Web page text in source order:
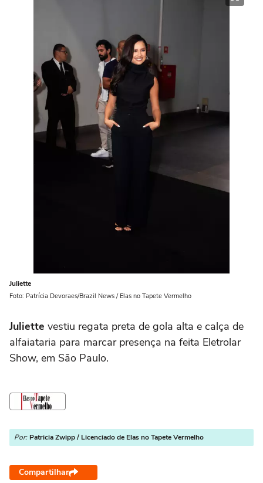
Juliette
Foto: Patrícia Devoraes/Brazil News / Elas no Tapete Vermelho
Juliette vestiu regata preta de gola alta e calça de
alfaiataria para marcar presença na feita Eletrolar
Show, em São Paulo.
Por: Patricia Zwipp / Licenciado de Elas no Tapete Vermelho
Compartilhar